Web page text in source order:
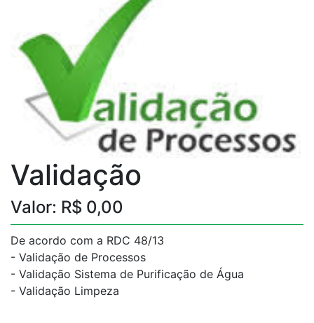
Validação
Valor: R$ 0,00
De acordo com a RDC 48/13
- Validação de Processos
- Validação Sistema de Purificação de Água
- Validação Limpeza